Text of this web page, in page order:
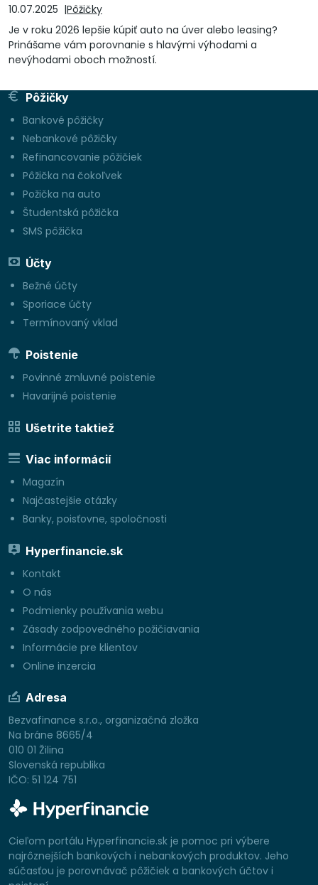
10.07.2025
Pôžičky
Je v roku 2026 lepšie kúpiť auto na úver alebo leasing?
Prinášame vám porovnanie s hlavými výhodami a
nevýhodami oboch možností.
Pôžičky
Bankové pôžičky
Nebankové pôžičky
Refinancovanie pôžičiek
Pôžička na čokoľvek
Požička na auto
Študentská pôžička
SMS pôžička
Účty
Bežné účty
Sporiace účty
Termínovaný vklad
Poistenie
Povinné zmluvné poistenie
Havarijné poistenie
Ušetrite taktiež
Viac informácií
Magazín
Najčastejšie otázky
Banky, poisťovne, spoločnosti
Hyperfinancie.sk
Kontakt
O nás
Podmienky používania webu
Zásady zodpovedného požičiavania
Informácie pre klientov
Online inzercia
Adresa
Bezvafinance s.r.o., organizačná zložka
Na bráne 8665/4
010 01 Žilina
Slovenská republika
IČO: 51 124 751
Cieľom portálu Hyperfinancie.sk je pomoc pri výbere
najrôznejších bankových i nebankových produktov. Jeho
súčasťou je porovnávač pôžičiek a bankových účtov i